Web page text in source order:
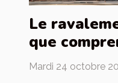
Le
que
Mardi 24 octobre